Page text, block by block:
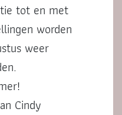
tot en met
worden
weer
Cindy